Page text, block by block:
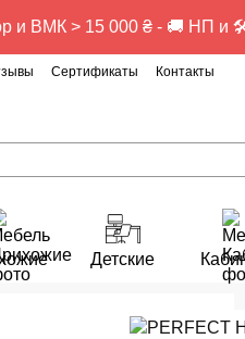
и ВМК > 15 000 ₴ - 🚚 НП
Сертификаты Контакты
Детские